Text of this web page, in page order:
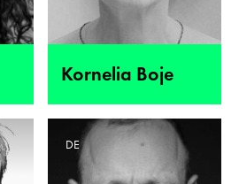
Kornelia Boje
DE